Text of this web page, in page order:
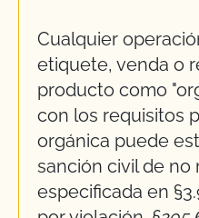
Cualquier
etiquete, venda o
producto como
con los requisitos
orgánica puede
sanción civil de no
especificada en